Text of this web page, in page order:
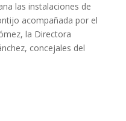
las instalaciones de
acompañada por el
la Directora
concejales del